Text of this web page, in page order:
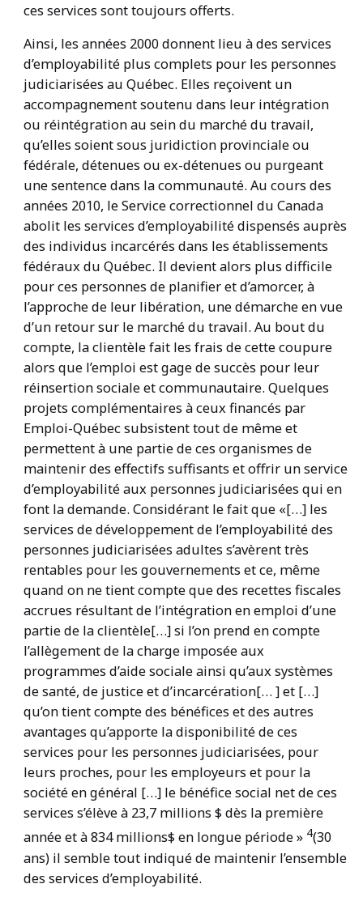
ces services sont toujours offerts.
Ainsi, les années 2000 donnent lieu à des services
d’employabilité plus complets pour les personnes
judiciarisées au Québec. Elles reçoivent un
accompagnement soutenu dans leur intégration
ou réintégration au sein du marché du travail,
qu’elles soient sous juridiction provinciale ou
fédérale, détenues ou ex-détenues ou purgeant
une sentence dans la communauté. Au cours des
années 2010, le Service correctionnel du Canada
abolit les services d’employabilité dispensés auprès
des individus incarcérés dans les établissements
fédéraux du Québec. Il devient alors plus difficile
pour ces personnes de planifier et d’amorcer, à
l’approche de leur libération, une démarche en vue
d’un retour sur le marché du travail. Au bout du
compte, la clientèle fait les frais de cette coupure
alors que l’emploi est gage de succès pour leur
réinsertion sociale et communautaire. Quelques
projets complémentaires à ceux financés par
Emploi-Québec subsistent tout de même et
permettent à une partie de ces organismes de
maintenir des effectifs suffisants et offrir un service
d’employabilité aux personnes judiciarisées qui en
font la demande. Considérant le fait que «[…] les
services de développement de l’employabilité des
personnes judiciarisées adultes s’avèrent très
rentables pour les gouvernements et ce, même
quand on ne tient compte que des recettes fiscales
accrues résultant de l’intégration en emploi d’une
partie de la clientèle[…] si l’on prend en compte
l’allègement de la charge imposée aux
programmes d’aide sociale ainsi qu’aux systèmes
de santé, de justice et d’incarcération[… ] et […]
qu’on tient compte des bénéfices et des autres
avantages qu’apporte la disponibilité de ces
services pour les personnes judiciarisées, pour
leurs proches, pour les employeurs et pour la
société en général […] le bénéfice social net de ces
services s’élève à 23,7 millions $ dès la première
année et à 834 millions$ en longue période » 4(30
ans) il semble tout indiqué de maintenir l’ensemble
des services d’employabilité.